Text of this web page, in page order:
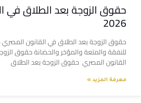
حقوق الزوجة بعد الطلاق في
2026
للنفقة والمتعة والمؤخر والحضانة حقوق
القانون المصري حقوق الزوجة بعد الطلاق
معرفة المزيد »